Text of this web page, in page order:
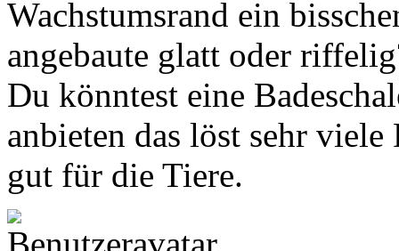
Wachstumsrand ein
angebaute glatt oder
Du könntest eine
anbieten das löst sehr
gut für die Tiere.